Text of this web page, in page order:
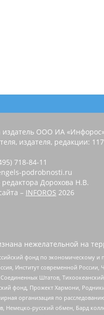
издатель ООО ИА
издателя, редакции:
718-84-11
podrobnosti.ru
Дорохова Н.В.
– INFOROS 2026
нежелательной на
фонд по экономическому
Институт современной
Штатов,
фонд, Прожект Хармони,
организация по
русский обмен, Бард